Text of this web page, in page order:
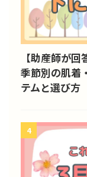
【助産師が
季節別の肌着
テムと選び方
4